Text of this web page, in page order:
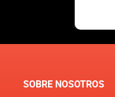
SOBRE NOSOTROS